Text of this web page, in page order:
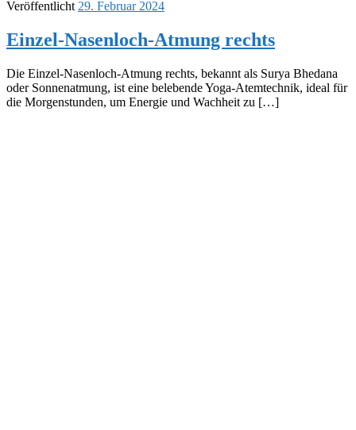
Veröffentlicht 29. Februar 2024
Einzel-Nasenloch-Atmung rechts
Die Einzel-Nasenloch-Atmung rechts, bekannt als Surya Bhedana
oder Sonnenatmung, ist eine belebende Yoga-Atemtechnik, ideal für
die Morgenstunden, um Energie und Wachheit zu […]